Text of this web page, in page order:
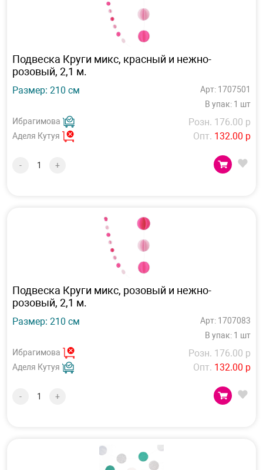
Подвеска Круги микс, красный и нежно-
розовый, 2,1 м.
Размер: 210 см
Арт: 1707501
В упак: 1 шт
Ибрагимова
Аделя Кутуя
Розн. 176.00 р
Опт. 132.00 р
- +
Подвеска Круги микс, розовый и нежно-
розовый, 2,1 м.
Размер: 210 см
Арт: 1707083
В упак: 1 шт
Ибрагимова
Аделя Кутуя
Розн. 176.00 р
Опт. 132.00 р
- +